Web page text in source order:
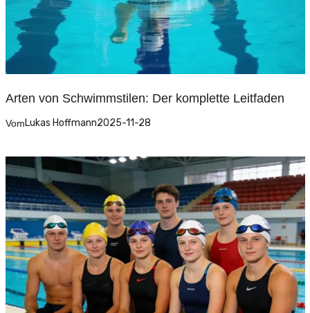
Arten von Schwimmstilen: Der komplette Leitfaden
VomLukas Hoffmann2025-11-28